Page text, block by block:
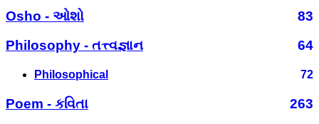
Osho - ઓશો
83
Philosophy - તત્ત્વજ્ઞાન
64
Philosophical 72
Poem - કવિતા
263